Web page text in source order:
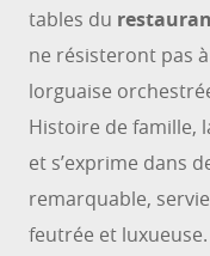
tables du
ne résisteront pas
lorguaise
Histoire de famille,
et s’exprime dans
remarquable,
feutrée et